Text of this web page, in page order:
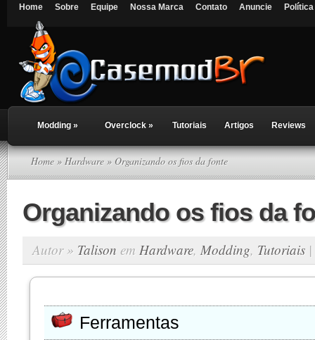
Home Sobre Equipe Nossa Marca Contato Anuncie
Modding » Overclock » Tutoriais Artigos Reviews
Home » Hardware » Organizando os fios da fonte
Organizando os fios da
Autor » Talison em Hardware, Modding, Tutoriais |
Ferramentas